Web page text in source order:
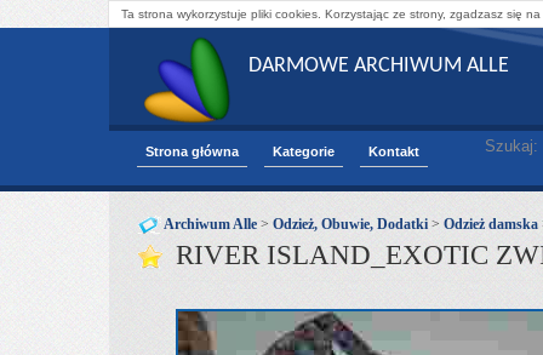
Ta strona wykorzystuje pliki cookies. Korzystając ze strony, zgadzasz się
DARMOWE ARCHIWUM ALLE
Strona główna Kategorie Kontakt Szukaj:
Archiwum Alle > Odzież, Obuwie, Dodatki > Odzież damska
RIVER ISLAND_EXOTIC